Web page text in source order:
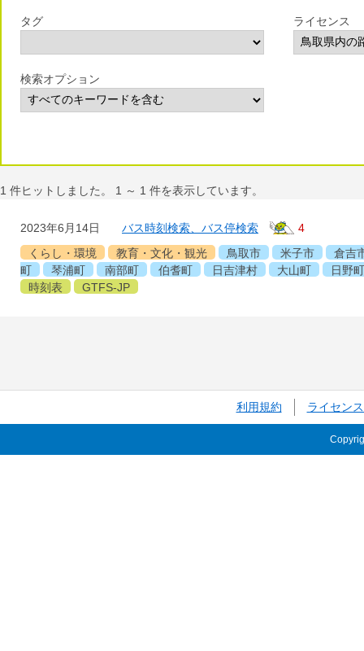
タグ ライセンス
検索オプション
1 件ヒットしました。 1 ～ 1 件を表示しています。
2023年6月14日 バス時刻検索、バス停検索
4
くらし・環境
教育・文化・観光 鳥取市 米子市
倉吉
町
琴浦町 南部町 伯耆町 日吉津村 大山町
日野町
時刻表
GTFS-JP
利用規約 ライセン